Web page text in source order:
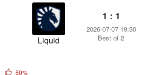
Liquid
1 : 1
2026-07-07 19:30
Best of 2
50%